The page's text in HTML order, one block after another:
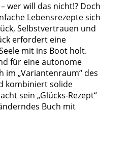
wer will das nicht!? Doch
Lebensrezepte sich
Selbstvertrauen und
erfordert eine
mit ins Boot holt.
für eine autonome
im „Variantenraum“ des
kombiniert solide
sein „Glücks-Rezept“
Buch mit